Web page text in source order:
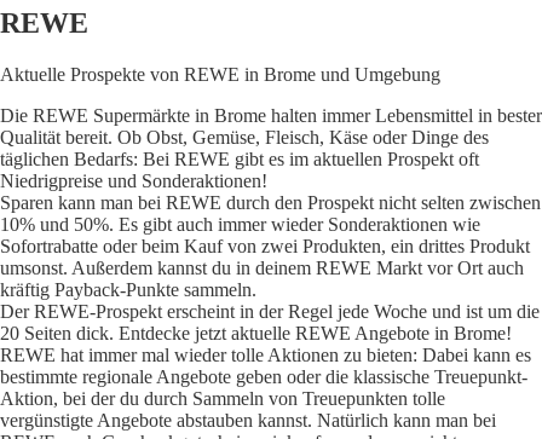
REWE
Aktuelle Prospekte von REWE in Brome und Umgebung
Die REWE Supermärkte in Brome halten immer Lebensmittel in bester
Qualität bereit. Ob Obst, Gemüse, Fleisch, Käse oder Dinge des
täglichen Bedarfs: Bei REWE gibt es im aktuellen Prospekt oft
Niedrigpreise und Sonderaktionen!
Sparen kann man bei REWE durch den Prospekt nicht selten zwischen
10% und 50%. Es gibt auch immer wieder Sonderaktionen wie
Sofortrabatte oder beim Kauf von zwei Produkten, ein drittes Produkt
umsonst. Außerdem kannst du in deinem REWE Markt vor Ort auch
kräftig Payback-Punkte sammeln.
Der REWE-Prospekt erscheint in der Regel jede Woche und ist um die
20 Seiten dick. Entdecke jetzt aktuelle REWE Angebote in Brome!
REWE hat immer mal wieder tolle Aktionen zu bieten: Dabei kann es
bestimmte regionale Angebote geben oder die klassische Treuepunkt-
Aktion, bei der du durch Sammeln von Treuepunkten tolle
vergünstigte Angebote abstauben kannst. Natürlich kann man bei